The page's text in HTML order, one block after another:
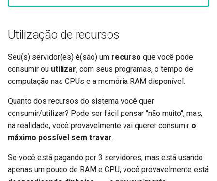
Utilização de recursos
Seu(s) servidor(es) é(são) um recurso que você pode
consumir ou utilizar, com seus programas, o tempo de
computação nas CPUs e a memória RAM disponível.
Quanto dos recursos do sistema você quer
consumir/utilizar? Pode ser fácil pensar "não muito", mas,
na realidade, você provavelmente vai querer consumir o
máximo possível sem travar.
Se você está pagando por 3 servidores, mas está usando
apenas um pouco de RAM e CPU, você provavelmente está